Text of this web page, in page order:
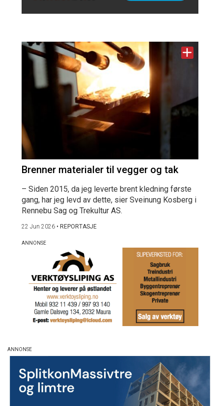
Brenner materialer til vegger og tak
– Siden 2015, da jeg leverte brent kledning første
gang, har jeg levd av dette, sier Sveinung Kosberg i
Rennebu Sag og Trekultur AS.
22 Jun 2026 • REPORTASJE